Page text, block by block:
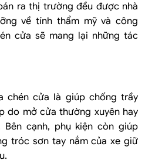
ra thị trường đều được nhà
về tính thẩm mỹ và công
cửa sẽ mang lại những tác
chén cửa là giúp chống trầy
do mở cửa thường xuyên hay
cạnh, phụ kiện còn giúp
tróc sơn tay nắm của xe giữ